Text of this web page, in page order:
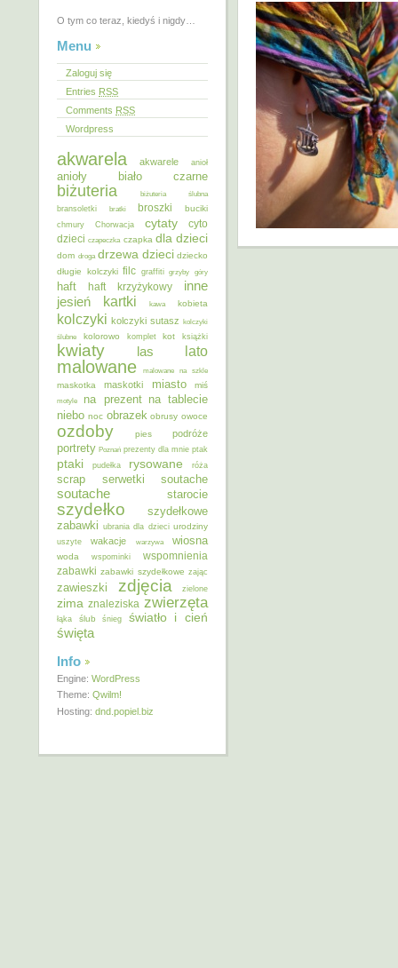
O tym co teraz, kiedyś i nigdy…
Menu
Zaloguj się
Entries RSS
Comments RSS
Wordpress
akwarela akwarele anioł
anioły biało czarne
biżuteria
biżuteria ślubna
bransoletki
bratki broszki buciki
chmury Chorwacja cytaty
cyto
dzieci czapeczka czapka dla dzieci
dom droga drzewa dzieci dziecko
długie kolczyki filc graffiti grzyby góry
haft haft krzyżykowy inne
jesień kartki kawa kobieta
kolczyki kolczyki sutasz kolczyki
ślubne
kolorowo komplet kot książki
kwiaty las lato
malowane malowane na szkle
maskotka maskotki miasto miś
motyle na prezent na tablecie
niebo noc obrazek obrusy owoce
ozdoby pies podróże
portrety Poznań prezenty dla mnie ptak
ptaki pudełka rysowane róża
scrap serwetki soutache
soutache starocie
szydełko
szydełkowe
zabawki ubrania dla dzieci urodziny
uszyte wakacje warzywa wiosna
woda wspominki
wspomnienia
zabawki zabawki szydełkowe zając
zawieszki zdjęcia zielone
zima znaleziska zwierzęta
łąka ślub śnieg światło i cień
święta
Info
Engine: WordPress
Theme: Qwilm!
Hosting: dnd.popiel.biz